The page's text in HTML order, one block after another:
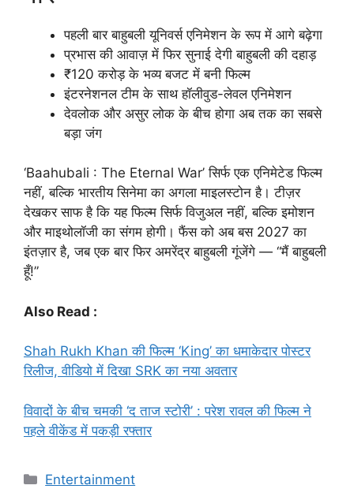
पहली बार बाहुबली यूनिवर्स एनिमेशन के रूप में आगे बढ़ेगा
प्रभास की आवाज़ में फिर सुनाई देगी बाहुबली की दहाड़
₹120 करोड़ के भव्य बजट में बनी फिल्म
इंटरनेशनल टीम के साथ हॉलीवुड-लेवल एनिमेशन
देवलोक और असुर लोक के बीच होगा अब तक का सबसे
बड़ा जंग
‘Baahubali : The Eternal War’ सिर्फ एक एनिमेटेड फिल्म
नहीं, बल्कि भारतीय सिनेमा का अगला माइलस्टोन है। टीज़र
देखकर साफ है कि यह फिल्म सिर्फ विजुअल नहीं, बल्कि इमोशन
और माइथोलॉजी का संगम होगी। फैंस को अब बस 2027 का
इंतज़ार है, जब एक बार फिर अमरेंद्र बाहुबली गूंजेंगे — “मैं बाहुबली
हूँ!”
Also Read :
Shah Rukh Khan की फिल्म ‘King’ का धमाकेदार पोस्टर
रिलीज, वीडियो में दिखा SRK का नया अवतार
विवादों के बीच चमकी ‘द ताज स्टोरी’ : परेश रावल की फिल्म ने
पहले वीकेंड में पकड़ी रफ्तार
Categories
Entertainment